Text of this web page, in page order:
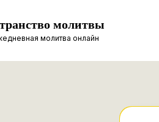
молитвы
молитва онлайн